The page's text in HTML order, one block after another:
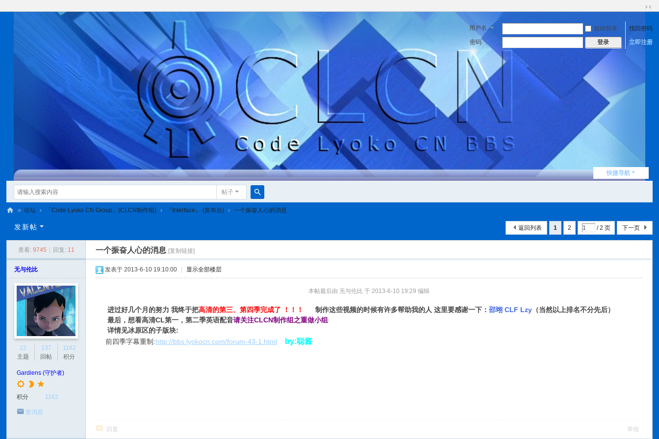
换
到
窄
用户名 自动登录
找回密码
密码
登录 立即注册
快捷导航
帖子
搜
L
» 论坛 › 「Code Lyoko CN Group」(CLCN制作组) › 『Interface』 (发布台) › 一个振奋人心的消息
1 2 / 2 页 下一页
返回列表
发新帖
查看: 9745 回复: 11 一个振奋人心的消息 [复制链接]
无与伦比
22
主题
137
回帖
1162
积分
Gardiens (守护者)
积分 1162
发消息
发表于 2013-6-10 19:10:00 显示全部楼层
本帖最后由 无与伦比 于 2013-6-10 19:29 编辑
进过好几个月的努力 我终于把高清的第三、第四季完成了 ！！！ 制作这些视频的时候有许多帮助我的人 这里要感谢一下：邵翊 CLF Lzy （当然以上排名不分先后）
最后，想看高清CL第一，第二季英语配音请关注CLCN制作组之重做小组
详情见冰原区的子版块:
前四季字幕重制:http://bbs.lyokocn.com/forum-43-1.html by:聪酱
回复 举报